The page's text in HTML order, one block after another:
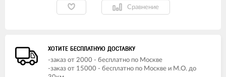
Сравнение
ХОТИТЕ БЕСПЛАТНУЮ ДОСТАВКУ
-заказ от 2000 - бесплатно по Москве
-заказ от 15000 - бесплатно по Москве и М.О. до